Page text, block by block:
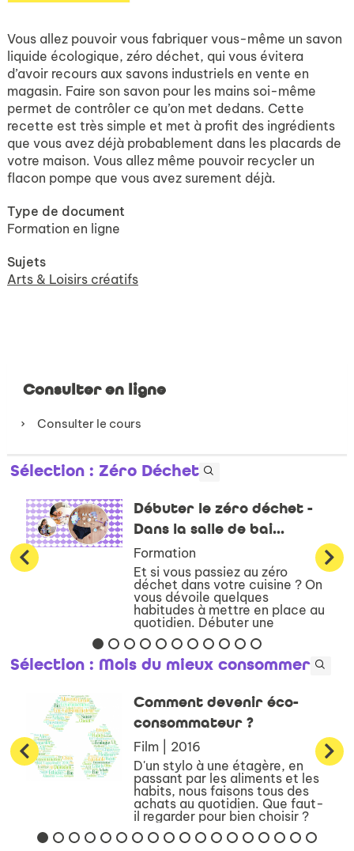
Vous allez pouvoir vous fabriquer vous-même un savon
liquide écologique, zéro déchet, qui vous évitera
d’avoir recours aux savons industriels en vente en
magasin. Faire son savon pour les mains soi-même
permet de contrôler ce qu’on met dedans. Cette
recette est très simple et met à profit des ingrédients
que vous avez déjà probablement dans les placards de
votre maison. Vous allez même pouvoir recycler un
flacon pompe que vous avez surement déjà.
Type de document
Formation en ligne
Sujets
Arts & Loisirs créatifs
Consulter en ligne
Consulter le cours
Sélection : Zéro Déchet
Débuter le zéro déchet -
Dans la salle de bai...
Formation
Et si vous passiez au zéro
déchet dans votre cuisine ? On
vous dévoile quelques
habitudes à mettre en place au
quotidien. Débuter une
démarche de consommation
plus responsable, n’est pas
chose facile. Il faut revoir l’en...
Sélection : Mois du mieux consommer
Comment devenir éco-
consommateur ?
Film | 2016
D'un stylo à une étagère, en
passant par les aliments et les
habits, nous faisons tous des
achats au quotidien. Que faut-
il regarder pour bien choisir ?
Quelles questions faut-il se
poser pour avoir une